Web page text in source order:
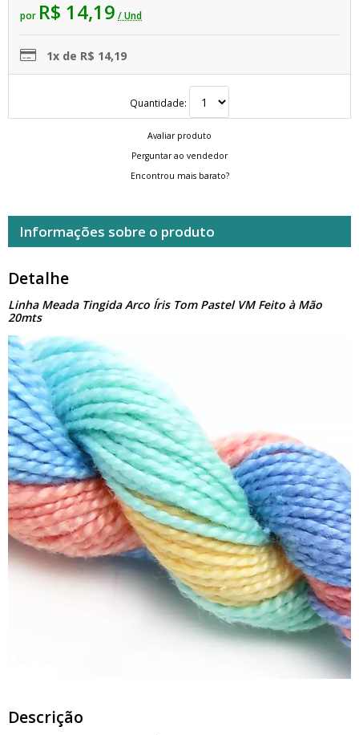
por R$ 14,19 / Und
1x de R$ 14,19
Quantidade:
Avaliar produto
Perguntar ao vendedor
Encontrou mais barato?
Informações sobre o produto
Detalhe
Linha Meada Tingida Arco Íris Tom Pastel VM Feito à Mão
20mts
Descrição